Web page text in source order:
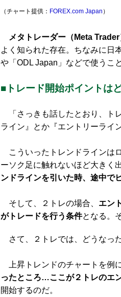
（チャート提供： FOREX.com Japan ）
メタトレーダー（Meta
よく知られた存在。ちなみに日
や「ODL Japan」などで使うこ
■トレード開始ポイントは
「さっきも話したとおり、ト
ライン』とか『エントリーライ
こういったトレンドラインは
ーソク足に触れないほど大きく
ンドラインを引いた時、途中で
そして、２トレの場合、 エン
がトレードを行う条件となる。
さて、２トレでは、どうなっ
上昇トレンドのチャートを例に
ったところ…ここが２トレのエ
開始するのだ。